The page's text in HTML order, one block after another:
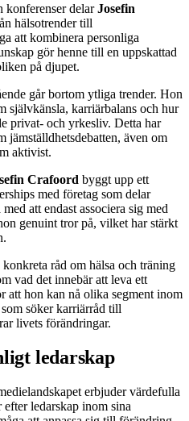
konferenser delarJosefin
hälsotrender till
att kombinera personliga
gör henne till en uppskattad
på djupet.
går bortom ytliga trender. Hon
självkänsla, karriärbalans och hur
privat- och yrkesliv. Detta har
även om
aktivist.
Crafoord byggt upp ett
med företag som delar
att endast associera sig med
genuint tror på, vilket har stärkt
råd om hälsa och träning
vad det innebär att leva ett
att hon kan nå olika segment inom
söker karriärråd till
livets förändringar.
ledarskap
erbjuder värdefulla
ledarskap inom sina